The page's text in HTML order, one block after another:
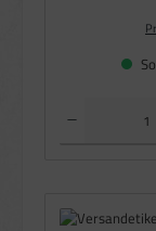
Produkt Anzahl: